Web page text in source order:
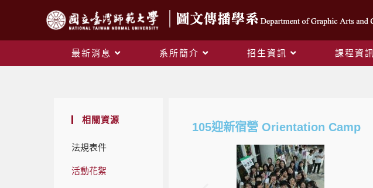
最新消息 系所簡介 招生資訊 課程資訊
相關資源
法規表件
活動花絮
105迎新宿營 Orientation Camp